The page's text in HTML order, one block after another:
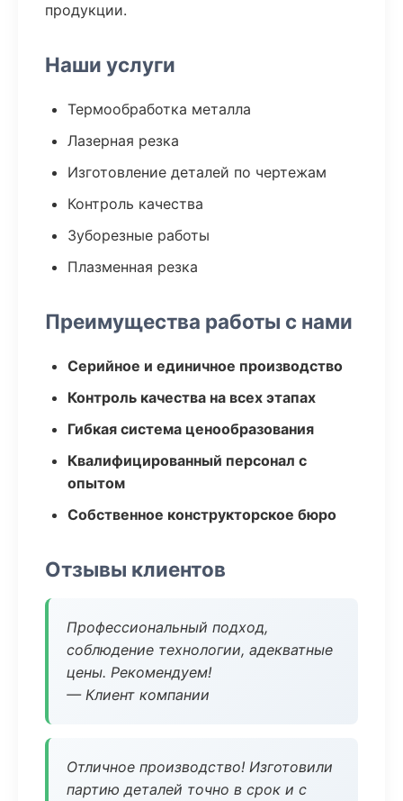
продукции.
Наши услуги
Термообработка металла
Лазерная резка
Изготовление деталей по чертежам
Контроль качества
Зуборезные работы
Плазменная резка
Преимущества работы с нами
Серийное и единичное производство
Контроль качества на всех этапах
Гибкая система ценообразования
Квалифицированный персонал с
опытом
Собственное конструкторское бюро
Отзывы клиентов
Профессиональный подход,
соблюдение технологии, адекватные
цены. Рекомендуем!
— Клиент компании
Отличное производство! Изготовили
партию деталей точно в срок и с